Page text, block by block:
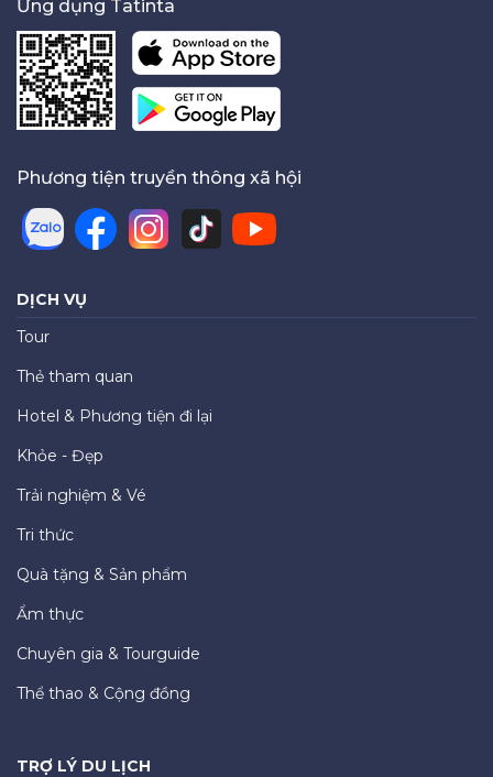
Ứng dụng Tatinta
Phương tiện truyền thông xã hội
DỊCH VỤ
Tour
Thẻ tham quan
Hotel & Phương tiện đi lại
Khỏe - Đẹp
Trải nghiệm & Vé
Tri thức
Quà tặng & Sản phẩm
Ẩm thực
Chuyên gia & Tourguide
Thể thao & Cộng đồng
TRỢ LÝ DU LỊCH